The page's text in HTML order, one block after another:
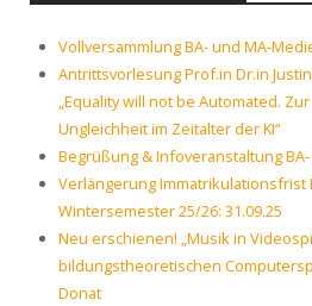
Vollversammlung BA- und MA-
Antrittsvorlesung Prof.in Dr.in
„Equality will not be Automated.
Ungleichheit im Zeitalter der KI“
Begrüßung & Infoveranstaltung
Verlängerung
Wintersemester 25/26: 31.09.25
Neu erschienen! „Musik in
bildungstheoretischen
Donat